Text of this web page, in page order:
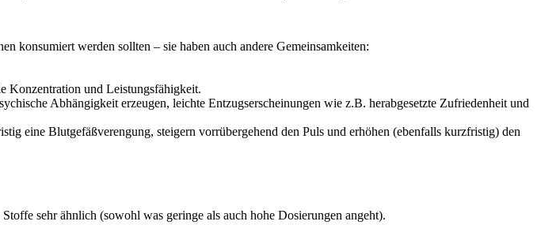
konsumiert werden sollten – sie haben auch andere Gemeinsamkeiten:
Konzentration und Leistungsfähigkeit.
Abhängigkeit erzeugen, leichte Entzugserscheinungen wie z.B. herabgesetzte Zufriedenheit und
eine Blutgefäßverengung, steigern vorrübergehend den Puls und erhöhen (ebenfalls kurzfristig) den
sehr ähnlich (sowohl was geringe als auch hohe Dosierungen angeht).